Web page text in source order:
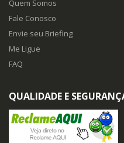
Quem Somos
Fale Conosco
Envie seu Briefing
Me Ligue
FAQ
QUALIDADE E